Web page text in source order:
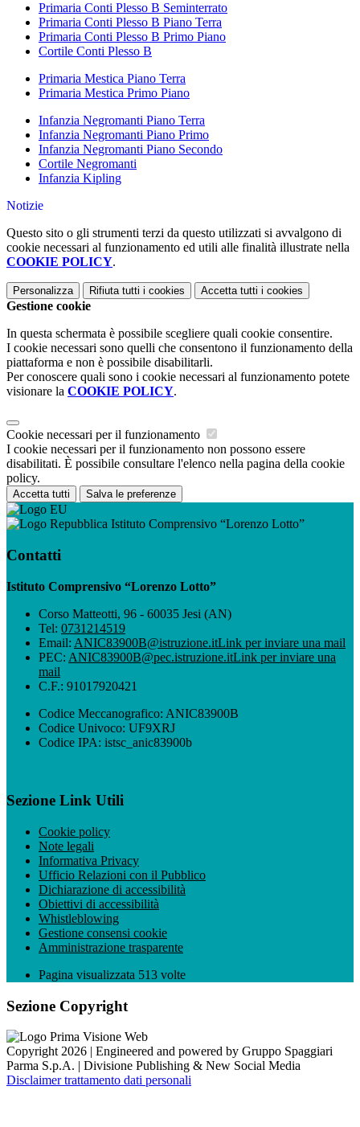
Primaria Conti Plesso B Seminterrato
Primaria Conti Plesso B Piano Terra
Primaria Conti Plesso B Primo Piano
Cortile Conti Plesso B
Primaria Mestica Piano Terra
Primaria Mestica Primo Piano
Infanzia Negromanti Piano Terra
Infanzia Negromanti Piano Primo
Infanzia Negromanti Piano Secondo
Cortile Negromanti
Infanzia Kipling
Notizie
Questo sito o gli strumenti terzi da questo utilizzati si avvalgono di
cookie necessari al funzionamento ed utili alle finalità illustrate nella
COOKIE POLICY.
Personalizza Rifiuta tutti i cookies Accetta tutti i cookies
Gestione cookie
In questa schermata è possibile scegliere quali cookie consentire.
I cookie necessari sono quelli che consentono il funzionamento della
piattaforma e non è possibile disabilitarli.
Per conoscere quali sono i cookie necessari al funzionamento potete
visionare la COOKIE POLICY.
Cookie necessari per il funzionamento
I cookie necessari per il funzionamento non possono essere
disabilitati. È possibile consultare l'elenco nella pagina della cookie
policy.
Accetta tutti Salva le preferenze
Istituto Comprensivo “Lorenzo Lotto”
Contatti
Istituto Comprensivo “Lorenzo Lotto”
Corso Matteotti, 96 - 60035 Jesi (AN)
Tel: 0731214519
Email: ANIC83900B@istruzione.itLink per inviare una mail
PEC: ANIC83900B@pec.istruzione.itLink per inviare una
mail
C.F.: 91017920421
Codice Meccanografico: ANIC83900B
Codice Univoco: UF9XRJ
Codice IPA: istsc_anic83900b
Sezione Link Utili
Cookie policy
Note legali
Informativa Privacy
Ufficio Relazioni con il Pubblico
Dichiarazione di accessibilità
Obiettivi di accessibilità
Whistleblowing
Gestione consensi cookie
Amministrazione trasparente
Pagina visualizzata 513 volte
Sezione Copyright
Copyright 2026 | Engineered and powered by Gruppo Spaggiari
Parma S.p.A. | Divisione Publishing & New Social Media
Disclaimer trattamento dati personali